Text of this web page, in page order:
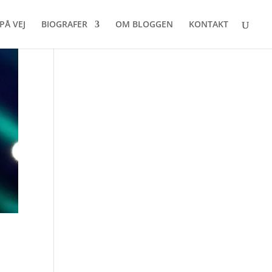
VEJ BIOGRAFER OM BLOGGEN KONTAKT